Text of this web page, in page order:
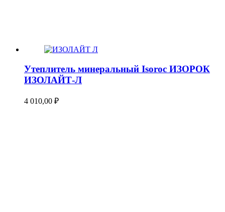
Утеплитель минеральный Isoroc ИЗОРОК
ИЗОЛАЙТ-Л
4 010,00 ₽